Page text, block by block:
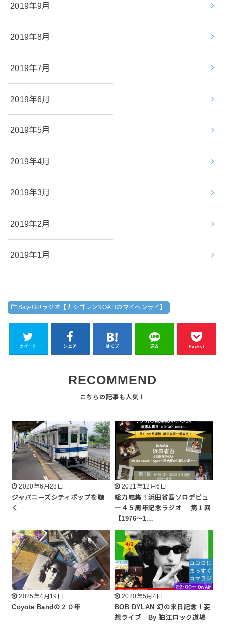
2019年9月
2019年8月
2019年7月
2019年6月
2019年5月
2019年4月
2019年3月
2019年2月
2019年1月
Say-Go!ラジオ【ナシゴレンNOAHのマイペンライ】
ツイート シェア はてブ 送る Pocket
RECOMMEND
2020年6月28日
ジャパニーズシティポップを聴
く
2021年12月6日
総力結集！浜田省吾ソロデビュ
ー４５周年記念ラジオ 第１回
【1976～1…
2025年4月19日
Coyote Bandの２０年
2020年5月4日
BOB DYLAN 幻の来日記念！妄
想ライブ By 狛江ロック道場